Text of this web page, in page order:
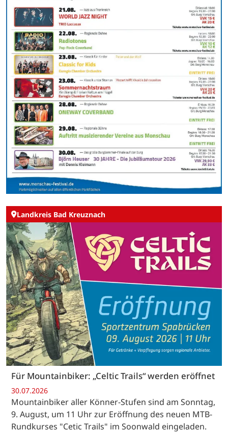
Landkreis Bad Kreuznach
Für Mountainbiker: „Celtic Trails“ werden eröffnet
30.07.2026
Mountainbiker aller Könner-Stufen sind am Sonntag,
9. August, um 11 Uhr zur Eröffnung des neuen MTB-
Rundkurses "Cetic Trails" im Soonwald eingeladen.